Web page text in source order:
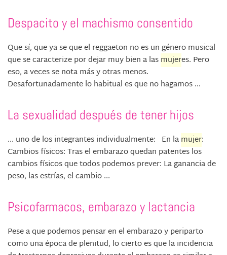
Despacito y el machismo consentido
Que sí, que ya se que el reggaeton no es un género musical
que se caracterize por dejar muy bien a lasmujeres. Pero
eso, a veces se nota más y otras menos.
Desafortunadamente lo habitual es que no hagamos ...
La sexualidad después de tener hijos
... uno de los integrantes individualmente: En lamujer:
Cambios físicos: Tras el embarazo quedan patentes los
cambios físicos que todos podemos prever: La ganancia de
peso, las estrías, el cambio ...
Psicofarmacos, embarazo y lactancia
Pese a que podemos pensar en el embarazo y periparto
como una época de plenitud, lo cierto es que la incidencia